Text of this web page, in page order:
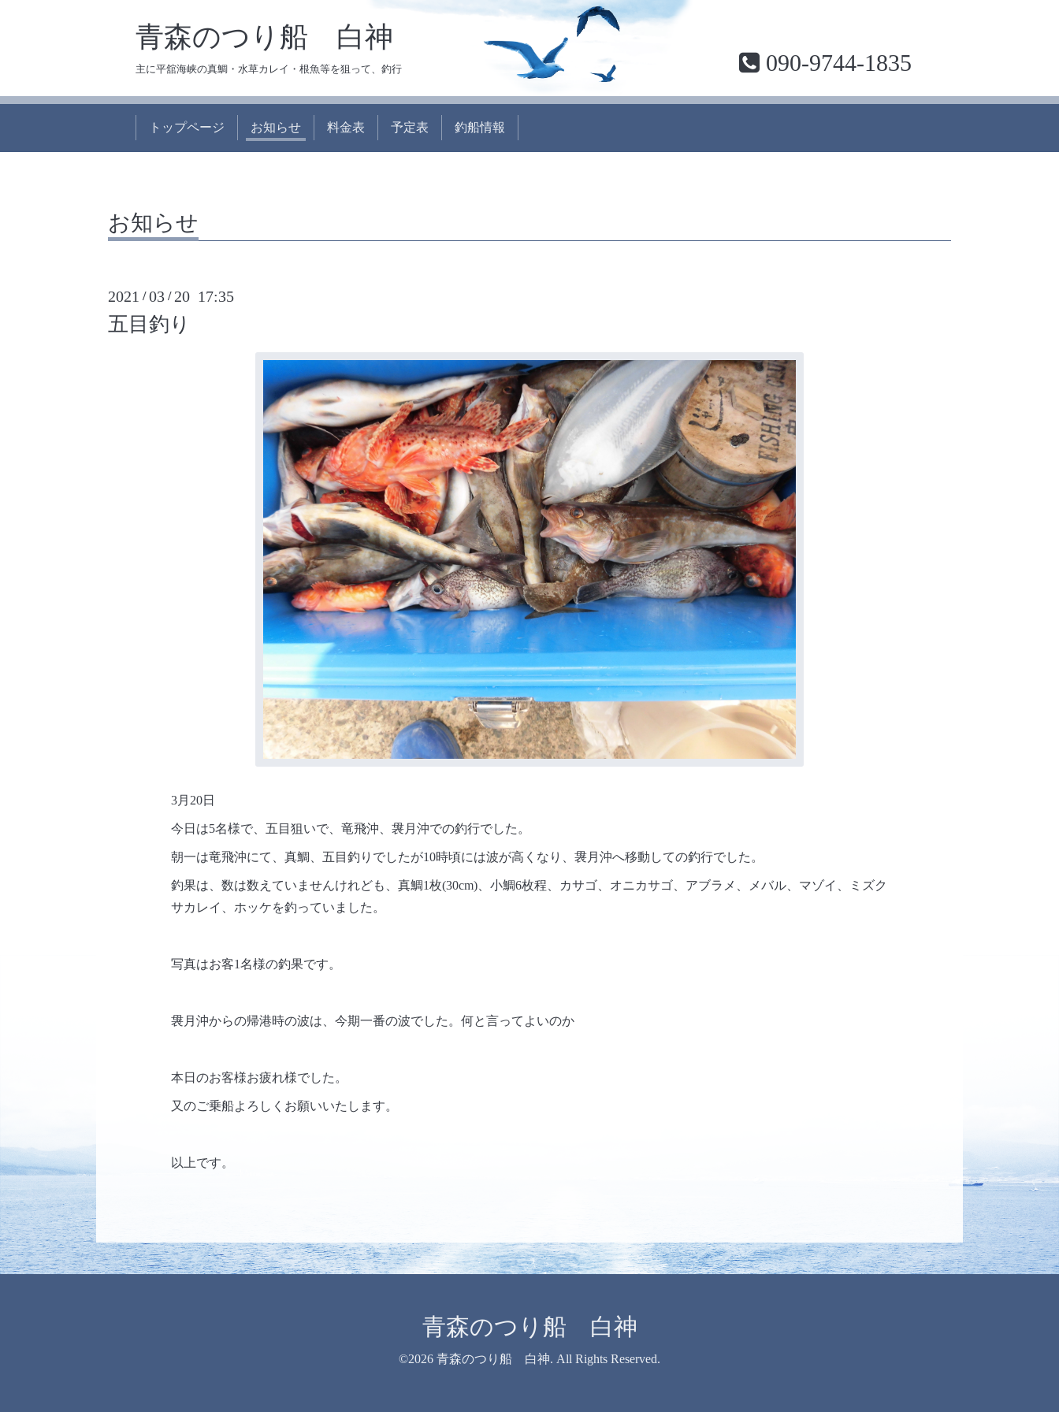
青森のつり船 白神
主に平舘海峡の真鯛・水草カレイ・根魚等を狙って、釣行 090-9744-1835
トップページ お知らせ 料金表 予定表 釣船情報
お知らせ
2021 /03 / 20 17:35
五目釣り
3月20日
今日は5名様で、五目狙いで、竜飛沖、袰月沖での釣行でした。
朝一は竜飛沖にて、真鯛、五目釣りでしたが10時頃には波が高くなり、袰月沖へ移動しての釣行でした。
釣果は、数は数えていませんけれども、真鯛1枚(30cm)、小鯛6枚程、カサゴ、オニカサゴ、アブラメ、メバル、マゾイ、ミズク
サカレイ、ホッケを釣っていました。
写真はお客1名様の釣果です。
袰月沖からの帰港時の波は、今期一番の波でした。何と言ってよいのか
本日のお客様お疲れ様でした。
又のご乗船よろしくお願いいたします。
以上です。
青森のつり船 白神
©2026 青森のつり船 白神. All Rights Reserved.